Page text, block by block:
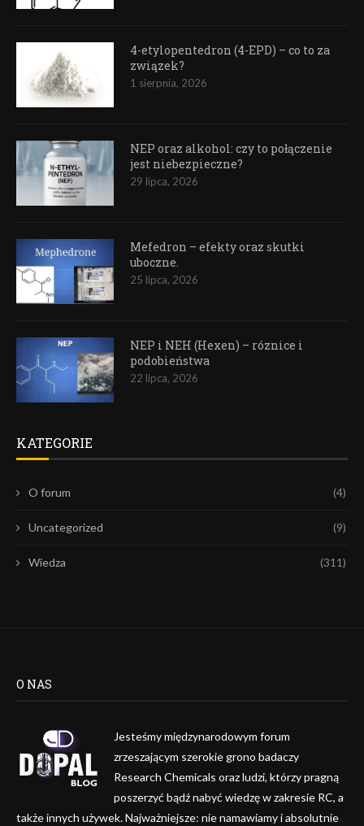
4-etylopentedron (4-EPD) – co to za
związek?
1 sierpnia, 2026
NEP oraz alkohol: czy to połączenie
jest niebezpieczne?
29 lipca, 2026
Mefedron – efekty oraz skutki
uboczne.
25 lipca, 2026
NEP i NEH (Hexen) – róznice i
podobieństwa
22 lipca, 2026
KATEGORIE
O forum (4)
Uncategorized (9)
Wiedza (311)
O NAS
Jesteśmy międzynarodowym forum
zrzeszającym szerokie grono badaczy
Research Chemicals oraz ludzi, którzy pragną
poszerzyć bądź nabyć wiedzę w zakresie RC, a
także innych używek. Najważniejsze: nie namawiamy i absolutnie